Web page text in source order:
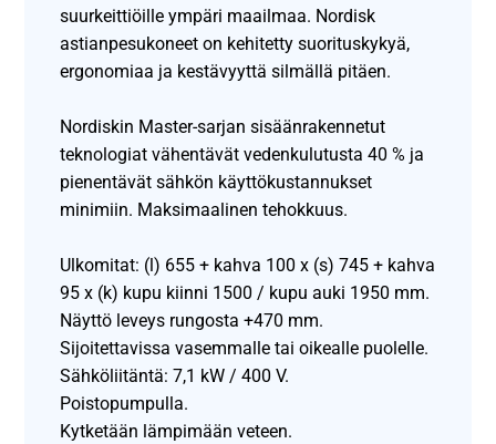
suurkeittiöille ympäri maailmaa. Nordisk
astianpesukoneet on kehitetty suorituskykyä,
ergonomiaa ja kestävyyttä silmällä pitäen.
Nordiskin Master-sarjan sisäänrakennetut
teknologiat vähentävät vedenkulutusta 40 % ja
pienentävät sähkön käyttökustannukset
minimiin. Maksimaalinen tehokkuus.
Ulkomitat: (l) 655 + kahva 100 x (s) 745 + kahva
95 x (k) kupu kiinni 1500 / kupu auki 1950 mm.
Näyttö leveys rungosta +470 mm.
Sijoitettavissa vasemmalle tai oikealle puolelle.
Sähköliitäntä: 7,1 kW / 400 V.
Poistopumpulla.
Kytketään lämpimään veteen.